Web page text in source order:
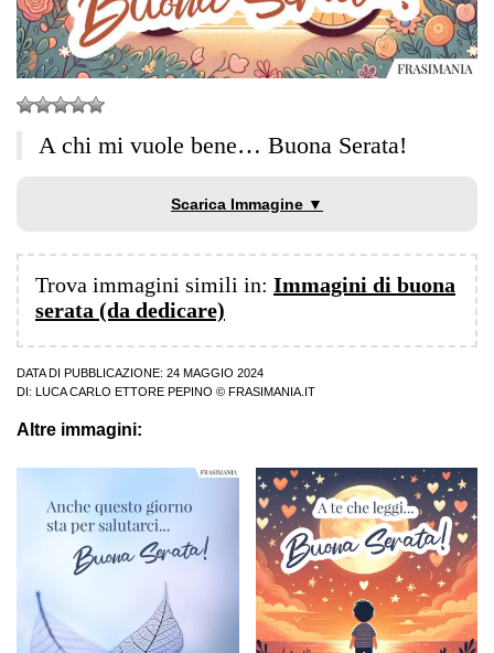
A chi mi vuole bene… Buona Serata!
Scarica Immagine ▼
Trova immagini simili in: Immagini di buona
serata (da dedicare)
DATA DI PUBBLICAZIONE: 24 MAGGIO 2024
DI:
LUCA CARLO ETTORE PEPINO © FRASIMANIA.IT
Altre immagini: